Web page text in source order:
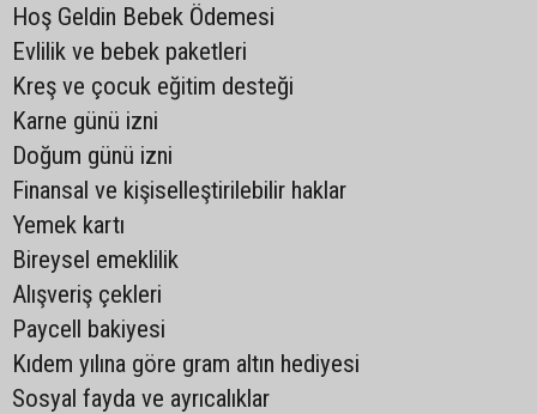
Hoş Geldin Bebek Ödemesi
Evlilik ve bebek paketleri
Kreş ve çocuk eğitim desteği
Karne günü izni
Doğum günü izni
Finansal ve kişiselleştirilebilir haklar
Yemek kartı
Bireysel emeklilik
Alışveriş çekleri
Paycell bakiyesi
Kıdem yılına göre gram altın hediyesi
Sosyal fayda ve ayrıcalıklar